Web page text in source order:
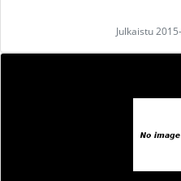
Julkaistu